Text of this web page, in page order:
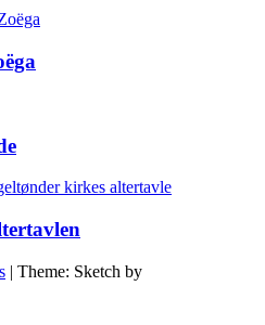
| Theme: Sketch by